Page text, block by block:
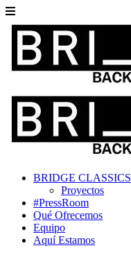
BRIDGE CLASSICS
Proyectos
#PressRoom
Qué Ofrecemos
Equipo
Aquí Estamos